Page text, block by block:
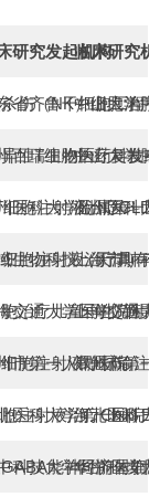
研究发起机构临床研究机
伤（NK）细胞治
省齐鲁干细胞工程
中山大学
性T细胞治疗复发
百瑞生物医药科技
中山大学
胞注射液治疗
医科大学附属第一
温州医科
胞注射液治疗具有
生物科技（天津）
上海市肺
治疗儿童再生障碍
交通大学医学院附
上海交通
胞注射液静脉输
市第一人民医院
常州市第
注射液治疗Child
医科大学第一医院
河北医科
能神经前体细
科技大学同济医学
华中科技